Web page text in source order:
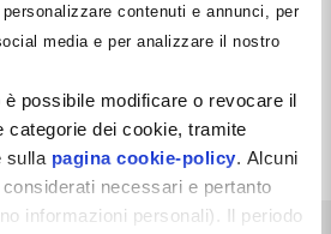
contenuti e annunci, per
media e per analizzare il nostro
possibile modificare o revocare il
categorie dei cookie, tramite
sulla pagina cookie-policy . Alcuni
necessari e pertanto
informazioni personali). Il periodo
al carrello
X LinkedInEmail WhatsApp